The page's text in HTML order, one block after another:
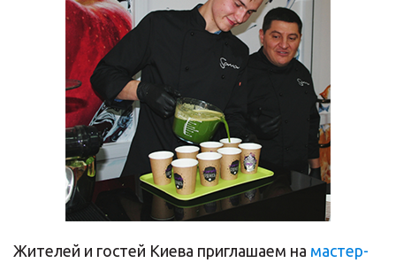
Жителей и гостей Киева приглашаем на мастер-